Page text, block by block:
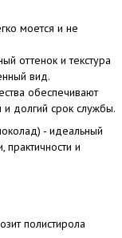
моется и не
оттенок и текстура
вид.
обеспечивают
и долгий срок службы.
- идеальный
практичности и
полистирола